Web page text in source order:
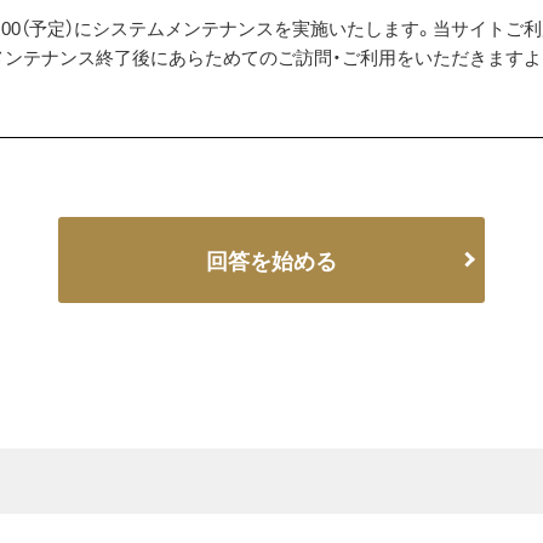
（予定）にシステムメンテナンスを実施いたします。当サイト
テナンス終了後にあらためてのご訪問・ご利用をいただきます
回答を始める